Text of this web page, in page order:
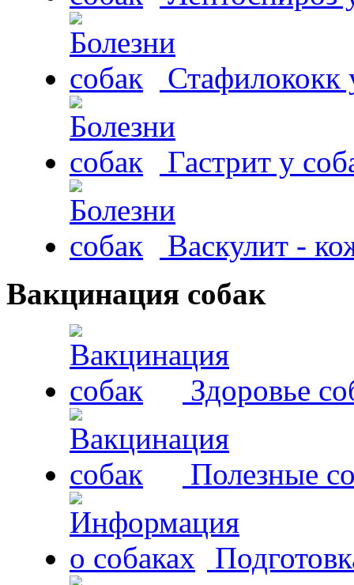
Стафилококк
Гастрит у
Васкулит -
Вакцинация собак
Здоровье
Полезные